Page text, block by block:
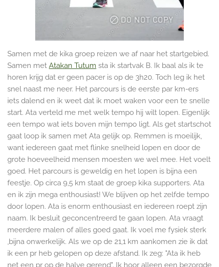
Samen met de kika groep reizen we af naar het startgebied.
Samen met Atakan Tutum sta ik startvak B. Ik baal als ik te
horen krijg dat er geen pacer is op de 3h20. Toch leg ik het
snel naast me neer. Het parcours is de eerste par km-ers
iets dalend en ik weet dat ik moet waken voor een te snelle
start. Ata verteld me met welk tempo hij wilt lopen. Eigenlijk
een tempo wat iets boven mijn tempo ligt. Als get startschot
gaat loop ik samen met Ata gelijk op. Remmen is moeilijk,
want iedereen gaat met flinke snelheid lopen en door de
grote hoeveelheid mensen moesten we wel mee. Het voelt
goed. Het parcours is geweldig en het lopen is bijna een
feestje. Op circa 9,5 km staat de groep kika supporters. Ata
en ik zijn mega enthousiast! We blijven op het zelfde tempo
door lopen. Ata is enorm enthousiast en iedereen roept zijn
naam. Ik besluit geconcentreerd te gaan lopen. Ata vraagt
meerdere malen of alles goed gaat. Ik voel me fysiek sterk
,bijna onwerkelijk. Als we op de 21,1 km aankomen zie ik dat
ik een pr heb gelopen op deze afstand. Ik zeg: "Ata ik heb
net een pr op de halve gerend". Ik hoor alleen een bezorgde